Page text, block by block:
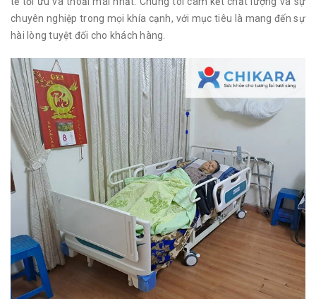
chuyên nghiệp trong mọi khía cạnh, với mục tiêu là mang đến sự
hài lòng tuyệt đối cho khách hàng.